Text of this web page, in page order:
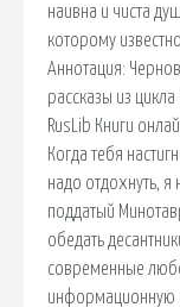
наивна и чиста
которому
Аннотация:
рассказы из
RusLib Книги
Когда тебя
надо отдохнуть,
поддатый
обедать
современные
информационную